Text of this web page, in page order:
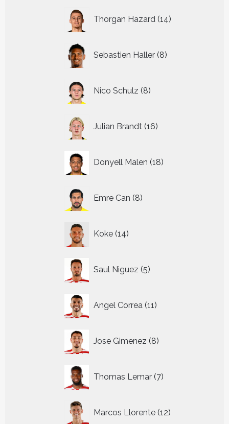
Thorgan Hazard 14
producten
Sebastien Haller 8
producten
Nico Schulz 8
producten
Julian Brandt 16
producten
Donyell Malen 18
producten
Emre Can 8
producten
Koke 14
producten
Saul Niguez 5
producten
Angel Correa 11
producten
Jose Gimenez 8
producten
Thomas Lemar 7
producten
Marcos Llorente 12
producten